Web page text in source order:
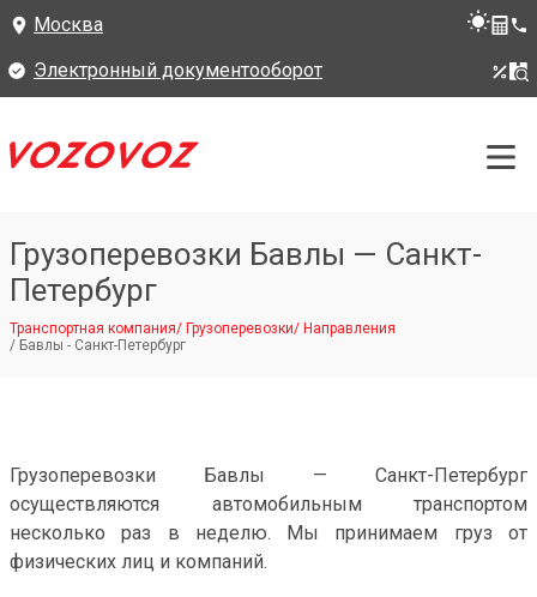
Москва
Электронный документооборот
Грузоперевозки Бавлы — Санкт-
Петербург
Транспортная компания/ Грузоперевозки/ Направления
/ Бавлы - Санкт-Петербург
Грузоперевозки Бавлы — Санкт-Петербург
осуществляются автомобильным транспортом
несколько раз в неделю. Мы принимаем груз от
физических лиц и компаний.